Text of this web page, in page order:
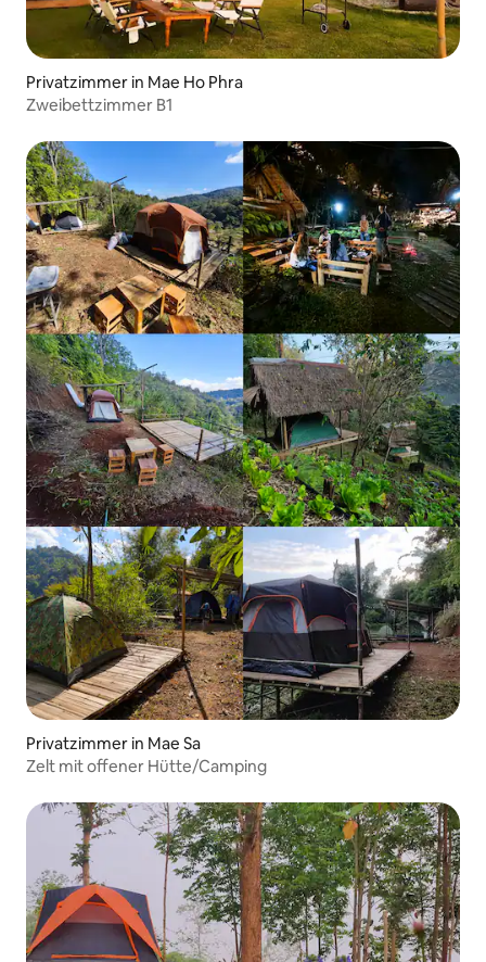
Privatzimmer in Mae Ho Phra
Zweibettzimmer B1
Privatzimmer in Mae Sa
Zelt mit offener Hütte/Camping